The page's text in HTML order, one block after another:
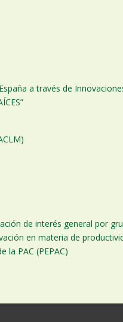
a través de
de interés general por
en materia de
la PAC (PEPAC)